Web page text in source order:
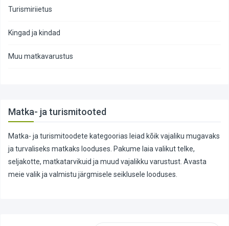
Turismiriietus
Kingad ja kindad
Muu matkavarustus
Matka- ja turismitooted
Matka- ja turismitoodete kategoorias leiad kõik vajaliku mugavaks
ja turvaliseks matkaks looduses. Pakume laia valikut telke,
seljakotte, matkatarvikuid ja muud vajalikku varustust. Avasta
meie valik ja valmistu järgmisele seiklusele looduses.